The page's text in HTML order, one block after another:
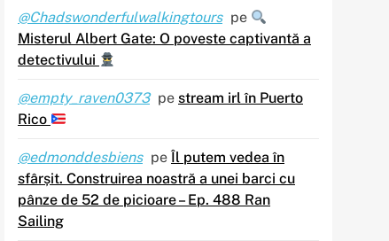
@Chadswonderfulwalkingtours pe
Misterul Albert Gate: O poveste captivantă a
detectivului
@empty_raven0373 pe stream irl în Puerto
Rico
@edmonddesbiens pe Îl putem vedea în
sfârșit. Construirea noastră a unei barci cu
pânze de 52 de picioare – Ep. 488 Ran
Sailing